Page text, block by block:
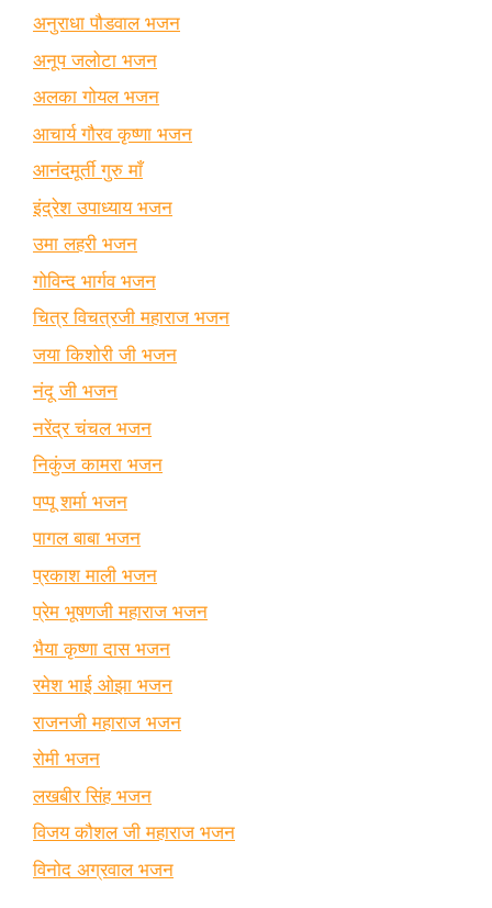
अनुराधा पौडवाल भजन
अनूप जलोटा भजन
अलका गोयल भजन
आचार्य गौरव कृष्णा भजन
आनंदमूर्ती गुरु माँ
इंद्रेश उपाध्याय भजन
उमा लहरी भजन
गोविन्द भार्गव भजन
चित्र विचत्रजी महाराज भजन
जया किशोरी जी भजन
नंदू जी भजन
नरेंद्र चंचल भजन
निकुंज कामरा भजन
पप्पू शर्मा भजन
पागल बाबा भजन
प्रकाश माली भजन
प्रेम भूषणजी महाराज भजन
भैया कृष्णा दास भजन
रमेश भाई ओझा भजन
राजनजी महाराज भजन
रोमी भजन
लखबीर सिंह भजन
विजय कौशल जी महाराज भजन
विनोद अग्रवाल भजन